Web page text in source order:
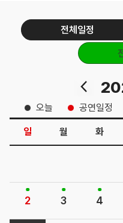
전체일정
오늘 공연일정
일 월 화
2 3 4